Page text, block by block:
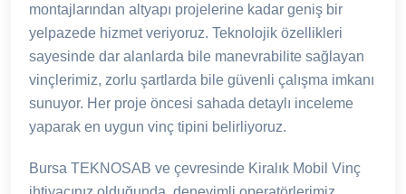
montajlarından altyapı projelerine kadar geniş bir
yelpazede hizmet veriyoruz. Teknolojik özellikleri
sayesinde dar alanlarda bile manevrabilite sağlayan
vinçlerimiz, zorlu şartlarda bile güvenli çalışma imkanı
sunuyor. Her proje öncesi sahada detaylı inceleme
yaparak en uygun vinç tipini belirliyoruz.
Bursa TEKNOSAB ve çevresinde Kiralık Mobil Vinç